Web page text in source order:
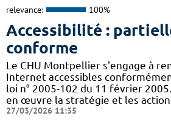
relevance: 100%
Accessibilité :
conforme
Le CHU Montpellier s'engage à
Internet accessibles
loi n° 2005-102 du 11 février
en œuvre la stratégie et les
27/03/2026 11:35